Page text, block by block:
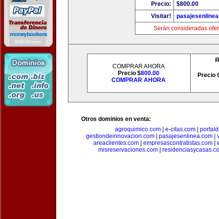
Precio:
$800.00
Visitar!
Serán consideradas
COMPRAR AHORA
Precio $800.00
COMPRAR AHORA
Precio
Otros dominios en venta:
agroquimico.com
e-citas.com
gestiondeinnovacion.com| pasajesenlinea.com|
areaclientes.com| empresascontratistas.com|
misreservaciones.com|